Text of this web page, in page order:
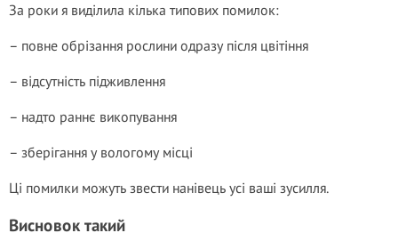
За роки я виділила кілька типових помилок:
– повне обрізання рослини одразу після цвітіння
– відсутність підживлення
– надто раннє викопування
– зберігання у вологому місці
Ці помилки можуть звести нанівець усі ваші зусилля.
Висновок такий